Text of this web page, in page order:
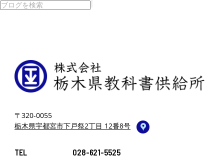
〒320-0055
栃木県宇都宮市下戸祭2丁目 12番8号
TEL 028-621-5525